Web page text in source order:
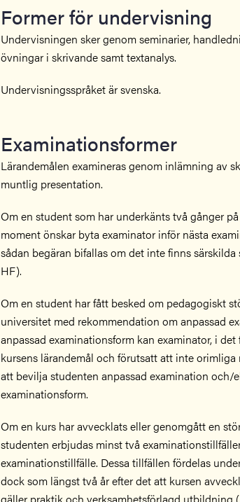
Former för undervisning
Undervisningen sker genom seminarier,
övningar i skrivande samt textanalys.
Undervisningsspråket är svenska.
Examinationsformer
Lärandemålen examineras genom inlämning av
muntlig presentation.
Om en student som har underkänts två gånger
moment önskar byta examinator inför nästa
sådan begäran bifallas om det inte finns särskilda
HF).
Om en student har fått besked om pedagogiskt
universitet med rekommendation om anpassad
anpassad examinationsform kan examinator, i
kursens lärandemål och förutsatt att inte orimliga
att bevilja studenten anpassad examination och/
examinationsform.
Om en kurs har avvecklats eller genomgått en
studenten erbjudas minst två
examinationstillfälle. Dessa tillfällen fördelas
dock som längst två år efter det att kursen